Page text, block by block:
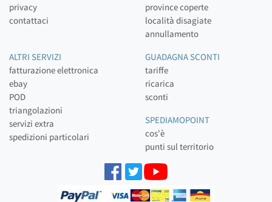
privacy
contattaci
province coperte
località disagiate
annullamento
ALTRI SERVIZI
fatturazione elettronica
ebay
POD
triangolazioni
servizi extra
spedizioni particolari
GUADAGNA SCONTI
tariffe
ricarica
sconti
SPEDIAMOPOINT
cos'è
punti sul territorio